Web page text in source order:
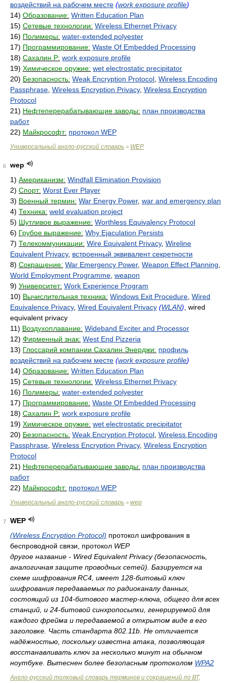
воздействий на рабочем месте (work exposure profile)
14) Образование: Written Education Plan
15) Сетевые технологии: Wireless Ethernet Privacy
16) Полимеры: water-extended polyester
17) Программирование: Waste Of Embedded Processing
18) Сахалин Р: work exposure profile
19) Химическое оружие: wet electrostatic precipitator
20) Безопасность: Weak Encryption Protocol Wireless Encoding
Passphrase Wireless Encryption Privacy, Wireless Encryption
Protocol
21) Нефтеперерабатывающие заводы: план производства
работ
22) Майкрософт: протокол WEP
Универсальный англо-русский словарь > WEP
6
wep
1) Американизм: Windfall Elimination Provision
2) Спорт: Worst Ever Player
3) Военный термин: War Energy Power, war and emergency plan
4) Техника: weld evaluation project
5) Шутливое выражение: Worthless Equivalency Protocol
6) Грубое выражение: Why Ejaculation Persists
7) Телекоммуникации: Wire Equivalent Privacy, Wireline
Equivalent Privacy, встроенный эквивалент секретности
8) Сокращение: War Emergency Power, Weapon Effect Planning
World Employment Programme weapon
9) Университет: Work Experience Program
10) Вычислительная техника: Windows Exit Procedure Wired
Equivalence Privacy, Wired Equivalent Privacy (WLAN) , wired
equivalent privacy
11) Воздухоплавание: Wideband Exciter and Processor
12) Фирменный знак: West End Pizzeria
13) Глоссарий компании Сахалин Энерджи: профиль
воздействий на рабочем месте (work exposure profile)
14) Образование: Written Education Plan
15) Сетевые технологии: Wireless Ethernet Privacy
16) Полимеры: water-extended polyester
17) Программирование: Waste Of Embedded Processing
18) Сахалин Р: work exposure profile
19) Химическое оружие: wet electrostatic precipitator
20) Безопасность: Weak Encryption Protocol Wireless Encoding
Passphrase Wireless Encryption Privacy, Wireless Encryption
Protocol
21) Нефтеперерабатывающие заводы: план производства
работ
22) Майкрософт: протокол WEP
Универсальный англо-русский словарь > wep
7
WEP
(Wireless Encryption Protocol) протокол шифрования в
беспроводной связи, протокол WEP
другое название - Wired Equivalent Privacy (безопасность,
аналогичная защите проводных сетей). Базируется на
схеме шифрования RC4, имеет 128-битовый ключ
шифрования передаваемых по радиоканалу данных,
состоящий из 104-битового мастер-ключа, общего для всех
станций, и 24-битовой синхропосылки, генерируемой для
каждого фрейма и передаваемой в открытом виде в его
заголовке. Часть стандарта 802.11b. Не отличается
надёжностью, поскольку известна атака, позволяющая
восстанавливать ключ за несколько минут на обычном
ноутбуке. Вытеснен более безопасным протоколом WPA2
Англо-русский толковый словарь терминов и сокращений по ВТ,